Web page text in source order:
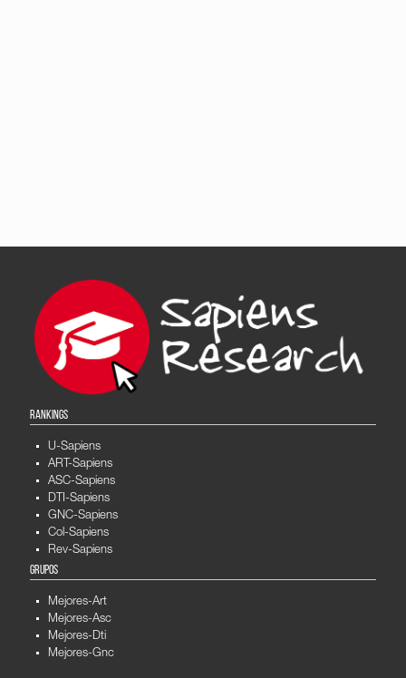
RANKINGS
U-Sapiens
ART-Sapiens
ASC-Sapiens
DTI-Sapiens
GNC-Sapiens
Col-Sapiens
Rev-Sapiens
GRUPOS
Mejores-Art
Mejores-Asc
Mejores-Dti
Mejores-Gnc